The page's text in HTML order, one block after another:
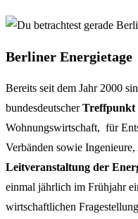
Berliner Energietage
Bereits seit dem Jahr 2000
bundesdeutscherTreffpunkt
Wohnungswirtschaft, für
Verbänden sowie
Leitveranstaltung der
einmal jährlich im Frühjahr
wirtschaftlichen